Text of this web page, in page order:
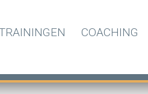
COACHING